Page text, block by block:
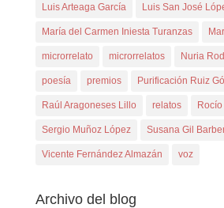
Luis Arteaga García Luis San José
María del Carmen Iniesta Turanzas
microrrelato microrrelatos Nuria
poesía premios Purificación Ruiz
Raúl Aragoneses Lillo relatos
Sergio Muñoz López Susana Gil
Vicente Fernández Almazán voz
Archivo del blog